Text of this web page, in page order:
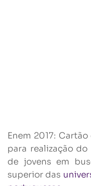
Enem 2017:
para realização do
de jovens em
superior das